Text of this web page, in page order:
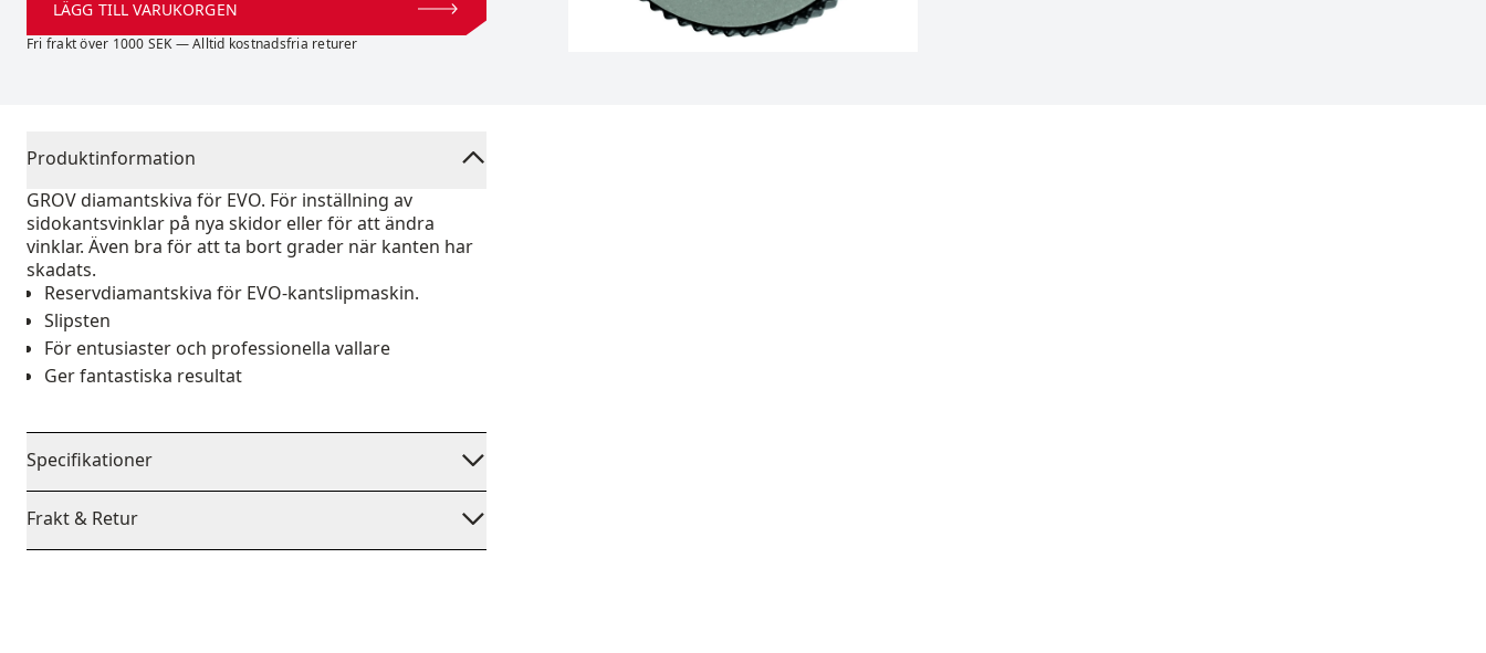
LÄGG TILL VARUKORGEN
Fri frakt över 1000 SEK — Alltid kostnadsfria returer
Produktinformation
GROV diamantskiva för EVO. För inställning av
sidokantsvinklar på nya skidor eller för att ändra
vinklar. Även bra för att ta bort grader när kanten har
skadats.
Reservdiamantskiva för EVO-kantslipmaskin.
Slipsten
För entusiaster och professionella vallare
Ger fantastiska resultat
Specifikationer
Frakt & Retur